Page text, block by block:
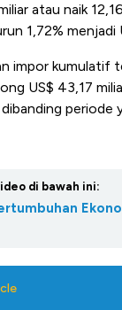
atau naik
1,72% menjadi
impor kumulatif
US$ 43,17
periode
di bawah ini:
Batu
Buat